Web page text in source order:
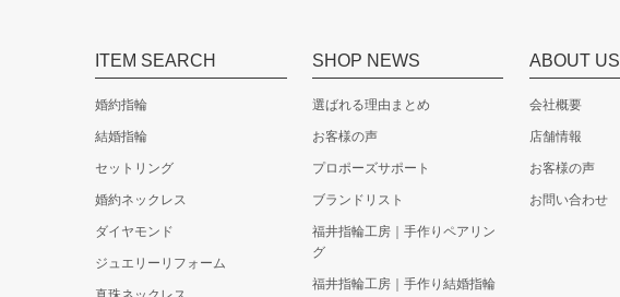
ITEM SEARCH
婚約指輪
結婚指輪
セットリング
婚約ネックレス
ダイヤモンド
ジュエリーリフォーム
SHOP NEWS
選ばれる理由まとめ
お客様の声
プロポーズサポート
ブランドリスト
福井指輪工房｜手作りペアリン
グ
福井指輪工房｜手作り結婚指輪
ABOUT US
会社概要
店舗情報
お客様の声
お問い合わせ